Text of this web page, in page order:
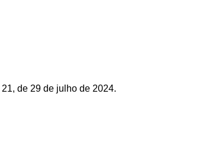
21, de 29 de julho de 2024.